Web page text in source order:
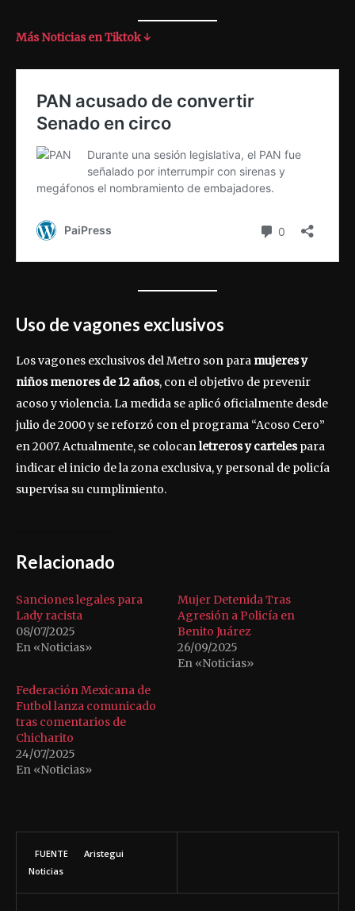
Más Noticias en Tiktok ↓
Uso de vagones exclusivos
Los vagones exclusivos del Metro son para mujeres y
niños menores de 12 años, con el objetivo de prevenir
acoso y violencia. La medida se aplicó oficialmente desde
julio de 2000 y se reforzó con el programa “Acoso Cero”
en 2007. Actualmente, se colocanletreros y cartelespara
indicar el inicio de la zona exclusiva, y personal de policía
supervisa su cumplimiento.
Relacionado
Sanciones legales para
Lady racista
08/07/2025
En «Noticias»
Mujer Detenida Tras
Agresión a Policía en
Benito Juárez
26/09/2025
En «Noticias»
Federación Mexicana de
Futbol lanza comunicado
tras comentarios de
Chicharito
24/07/2025
En «Noticias»
FUENTE
Aristegui
Noticias